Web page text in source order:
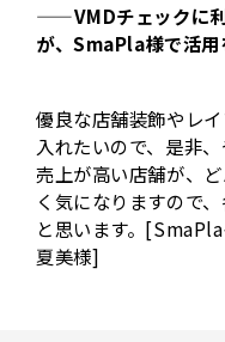
——VMDチェックに
が、SmaPla様で活用
優良な店舗装飾やレ
入れたいので、是非
売上が高い店舗が、
く気になりますので
と思います。
夏美様]